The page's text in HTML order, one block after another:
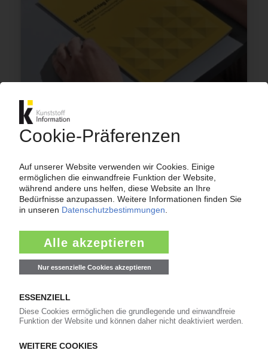
NAHOST-KONFLIKT
KI-Whitepaper „Wenn der Krieg morgen
endet...“ / Drei mögliche Szenarien zu den
Kostenloser Download
20.05.2026